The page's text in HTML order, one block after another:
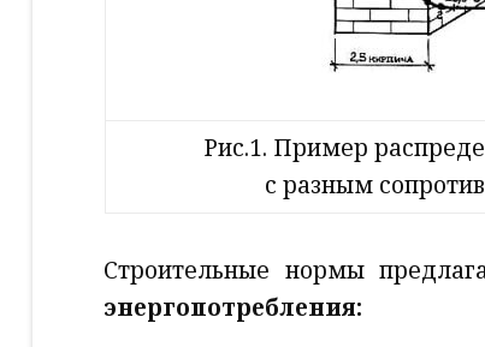
Рис.1. Пример
с разным
Строительные нормы
энергопотребления: